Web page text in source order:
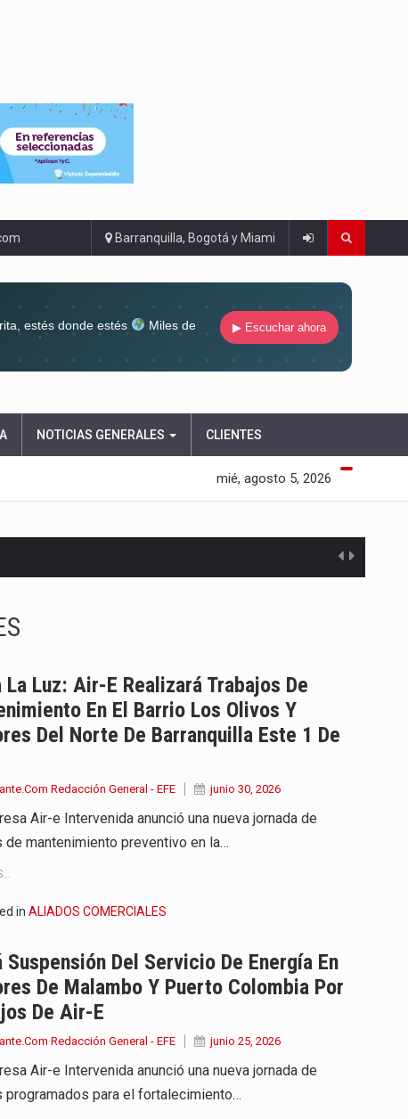
Barranquilla, Bogotá y Miami
estés donde estés
Miles de
▶ Escuchar ahora
NOTICIAS GENERALES CLIENTES
mié, agosto 5, 2026
La Luz: Air-E Realizará Trabajos De
En El Barrio Los Olivos Y
Del Norte De Barranquilla Este 1 De
Redacción General - EFE junio 30, 2026
Air-e Intervenida anunció una nueva jornada de
de mantenimiento preventivo en la…
in ALIADOS COMERCIALES
Suspensión Del Servicio De Energía En
De Malambo Y Puerto Colombia Por
De Air-E
Redacción General - EFE junio 25, 2026
Air-e Intervenida anunció una nueva jornada de
programados para el fortalecimiento…